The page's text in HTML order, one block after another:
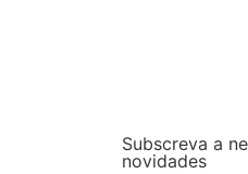
Subscreva a
novidades